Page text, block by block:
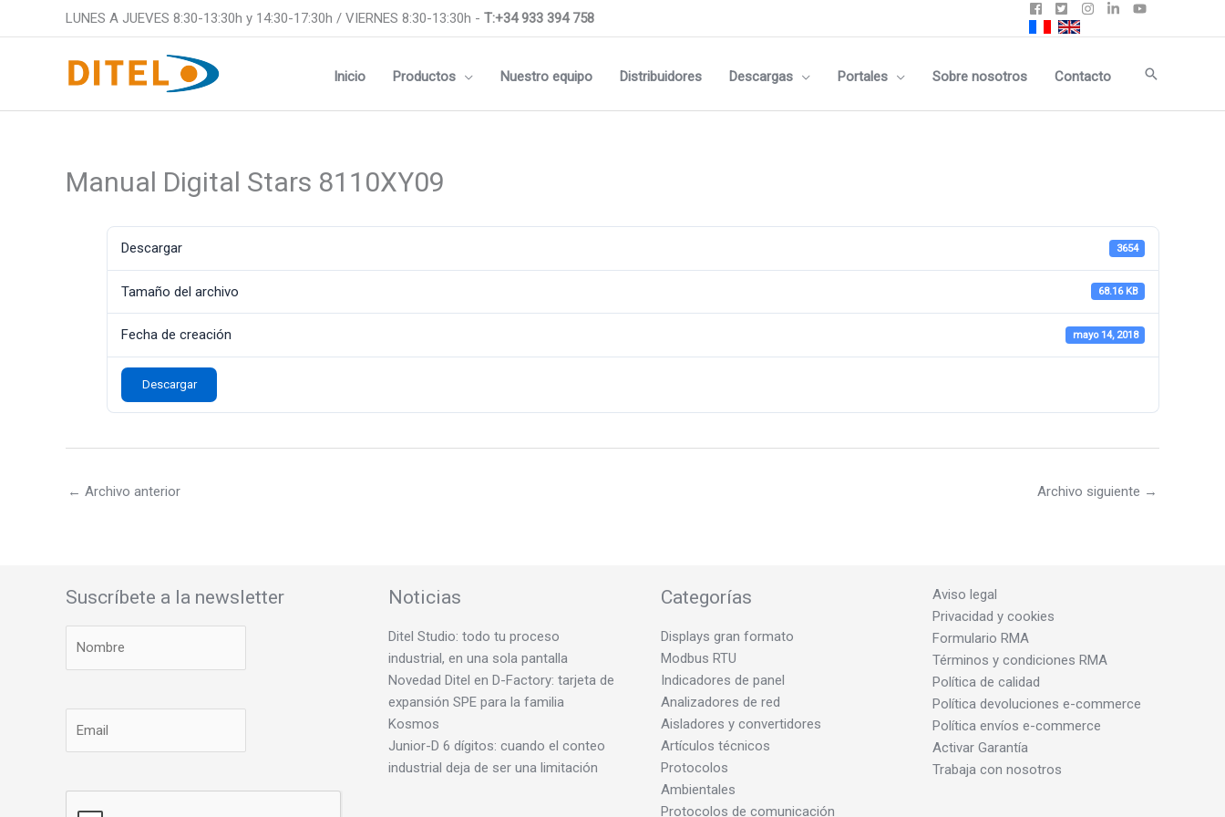
LUNES A JUEVES 8:30-13:30h y 14:30-17:30h / VIERNES 8:30-13:30h - T:+34 933 394 758
Inicio Productos Nuestro equipo Distribuidores Descargas Portales Sobre nosotros Contacto Buscar
Manual Digital Stars 8110XY09
Descargar 3654
Tamaño del archivo 68.16 KB
Fecha de creación mayo 14, 2018
Descargar
← Archivo anterior Archivo siguiente →
Suscríbete a la newsletter Noticias
Ditel Studio: todo tu proceso
industrial, en una sola pantalla
Novedad Ditel en D-Factory: tarjeta de
expansión SPE para la familia
Kosmos
Junior-D 6 dígitos: cuando el conteo
industrial deja de ser una limitación
Categorías
Displays gran formato
Modbus RTU
Indicadores de panel
Analizadores de red
Aisladores y convertidores
Artículos técnicos
Protocolos
Ambientales
Protocolos de comunicación
Aviso legal
Privacidad y cookies
Formulario RMA
Términos y condiciones RMA
Política de calidad
Política devoluciones e-commerce
Política envíos e-commerce
Activar Garantía
Trabaja con nosotros